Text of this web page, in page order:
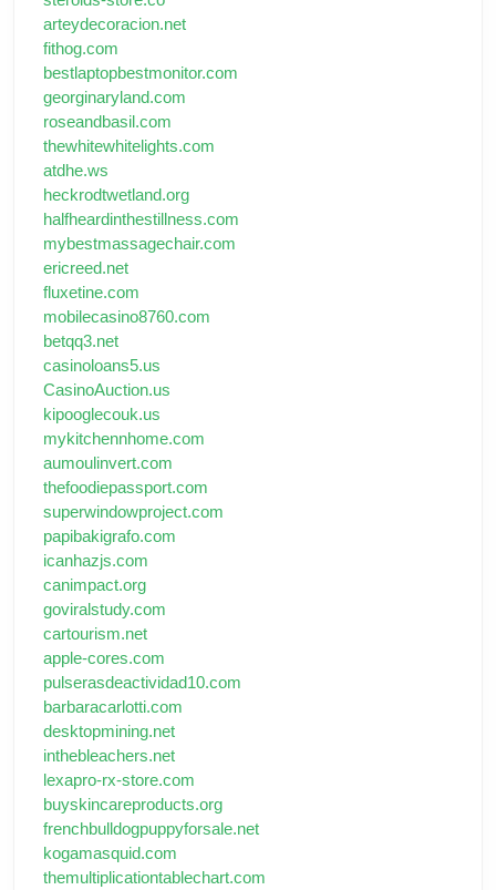
arteydecoracion.net
fithog.com
bestlaptopbestmonitor.com
georginaryland.com
roseandbasil.com
thewhitewhitelights.com
atdhe.ws
heckrodtwetland.org
halfheardinthestillness.com
mybestmassagechair.com
ericreed.net
fluxetine.com
mobilecasino8760.com
betqq3.net
casinoloans5.us
CasinoAuction.us
kipooglecouk.us
mykitchennhome.com
aumoulinvert.com
thefoodiepassport.com
superwindowproject.com
papibakigrafo.com
icanhazjs.com
canimpact.org
goviralstudy.com
cartourism.net
apple-cores.com
pulserasdeactividad10.com
barbaracarlotti.com
desktopmining.net
inthebleachers.net
lexapro-rx-store.com
buyskincareproducts.org
frenchbulldogpuppyforsale.net
kogamasquid.com
themultiplicationtablechart.com